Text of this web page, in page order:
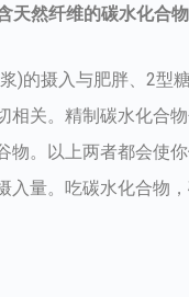
天然纤维的碳水化合物
)的摄入与肥胖、2型
相关。精制碳水化合
物。以上两者都会使
入量。吃碳水化合物